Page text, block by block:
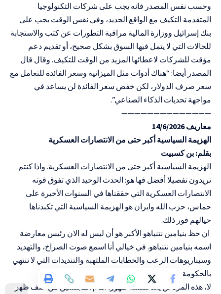
وحسب نفس المصدر فانه يجب على شركات التكنولوجيا
المتقدمة التكيف مع الواقع الجديد، وفي نفس الوقت يجب على
بنك إسرائيل ووزارة المالية مراقبة التطورات عن كثب والاستجابة
للحالات التي لا يتمل فيها السوق بشكل صحيح، أو تقديم دعم
مؤقت للشركات لاعطائها المزيد من الوقت للتكيف. وقال قال
المصدر أيضا: “هناك أدوات مثل الميزانية وسعر الفائدة للتعامل مع
سعر صرف الدولار، لكن خفض سعر الفائدة لن يساعد في
مواجهة تحديات الذكاء الصناعي”.
——————————————
معاريف 14/6/2026
الهزيمة السياسية أكبر حتى من الانتصارات العسكرية
بقلم: بن كسبيت
الهزيمة السياسية أكبر حتى من الانتصارات العسكرية. واذا كنتم
تريدون تفصيلا أفضل فها هو: الحدث الوحيد الذي تفوق قوته
الانتصارات العسكرية التي حققناها في السنوات الأخيرة على
حماس، حزب الله وايران هو الهزيمة السياسية التي تكبدناها
حيالهم فور ذلك.
ان حظ بنيامين نتنياهو الأكبر هو أن ليس له الان رئيس معارضة
اسمه بنيامين نتنياهو. في خيالي أنا اسمع صوت الصراخ، والتهديد
وسيناريوهات الرعب والخطابات الملتهبة والتنديدات التي لا تنتهي
بالحكومة، مما كان سينتجه الان بطريقته المعروفة إياها.
لا، هذه المرة لن يعد لنفسه ظهورا امام المجلسين من خلف ظهر